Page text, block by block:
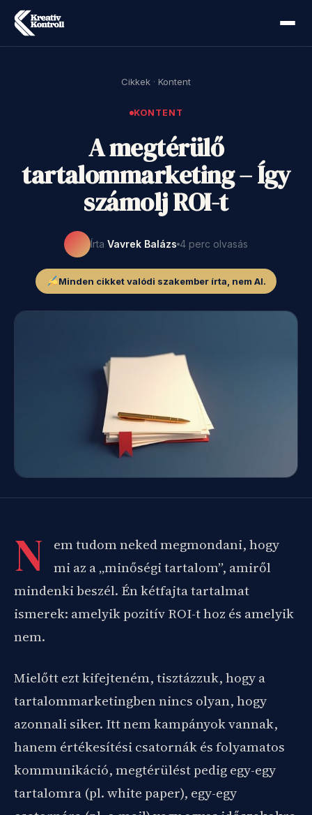
Cikkek · Kontent
KONTENT
A megtérülő
tartalommarketing – Így
számolj ROI-t
Írta Vavrek Balázs 4 perc olvasás
Minden cikket valódi szakember írta, nem AI.
N
em tudom neked megmondani, hogy
mi az a „minőségi tartalom”, amiről
mindenki beszél. Én kétfajta tartalmat
ismerek: amelyik pozitív ROI-t hoz és amelyik
nem.
Mielőtt ezt kifejteném, tisztázzuk, hogy a
tartalommarketingben nincs olyan, hogy
azonnali siker. Itt nem kampányok vannak,
hanem értékesítési csatornák és folyamatos
kommunikáció, megtérülést pedig egy-egy
tartalomra (pl. white paper), egy-egy